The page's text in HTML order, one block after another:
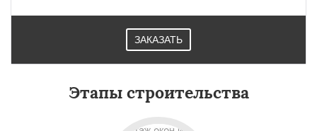
ЗАКАЗАТЬ
Этапы строительства